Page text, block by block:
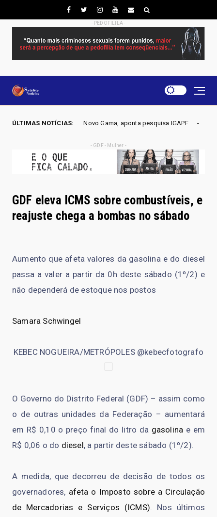
- PEDOFILILA -
ÚLTIMAS NOTÍCIAS:
Novo Gama, aponta pesquisa IGAPE Política ELEIÇÕES DF
- GDF - Mulher -
GDF eleva ICMS sobre combustíveis, e
reajuste chega a bombas no sábado
Aumento que afeta valores da gasolina e do diesel
passa a valer a partir da 0h deste sábado (1º/2) e
não dependerá de estoque nos postos
Samara Schwingel
KEBEC NOGUEIRA/METRÓPOLES @kebecfotografo
O Governo do Distrito Federal (GDF) – assim como
o de outras unidades da Federação – aumentará
em R$ 0,10 o preço final do litro da gasolina e em
R$ 0,06 o do diesel, a partir deste sábado (1º/2).
A medida, que decorreu de decisão de todos os
governadores, afeta o Imposto sobre a Circulação
de Mercadorias e Serviços (ICMS). Nos últimos